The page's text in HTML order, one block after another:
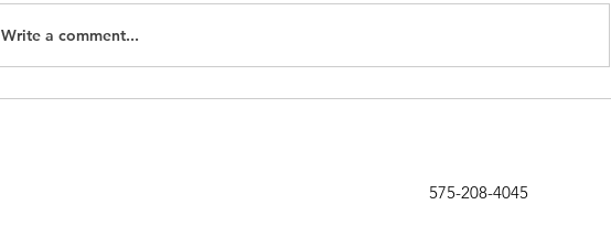
Write a comment...
575-208-4045